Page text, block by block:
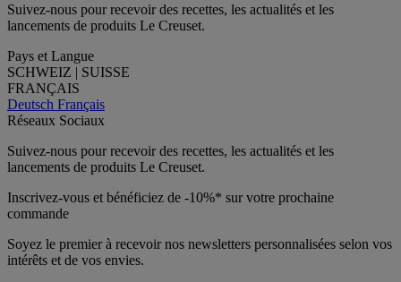
Suivez-nous pour recevoir des recettes, les actualités et les
lancements de produits Le Creuset.
Pays et Langue
SCHWEIZ | SUISSE
FRANÇAIS
Deutsch Français
Réseaux Sociaux
Suivez-nous pour recevoir des recettes, les actualités et les
lancements de produits Le Creuset.
Inscrivez-vous et bénéficiez de -10%* sur votre prochaine
commande
Soyez le premier à recevoir nos newsletters personnalisées selon vos
intérêts et de vos envies.